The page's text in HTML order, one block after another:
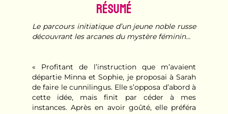
Résumé
Le parcours initiatique d’un jeune noble russe
découvrant les arcanes du mystère féminin…
« Profitant de l’instruction que m’avaient
départie Minna et Sophie, je proposai à Sarah
de faire le cunnilingus. Elle s’opposa d’abord à
cette idée, mais finit par céder à mes
instances. Après en avoir goûté, elle préféra